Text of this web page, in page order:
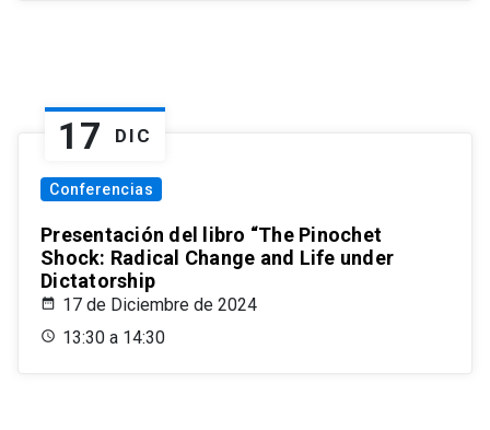
17 DIC
Conferencias
Presentación del libro “The Pinochet
Shock: Radical Change and Life under
Dictatorship
17 de Diciembre de 2024
13:30 a 14:30